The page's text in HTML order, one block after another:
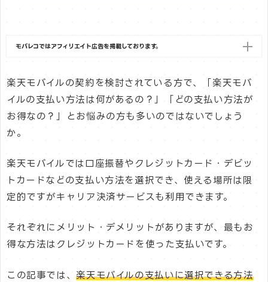
モバレコではアフィリエイト広告を掲載しております。
楽天モバイルの契約を検討されている方で、「楽天モバ
イルの支払い方法は何があるの？」「どの支払い方法が
お得なの？」とお悩みの方も多いのではないでしょう
か。
楽天モバイルでは口座振替やクレジットカード・デビッ
トカードなどの支払い方法を選択でき、使える場所は限
定的ですがキャリア決済サービスも利用できます。
それぞれにメリット・デメリットがありますが、最もお
得な方法はクレジットカードを使った支払いです。
この記事では、楽天モバイルの支払いに選択できる方法